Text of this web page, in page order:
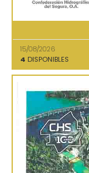
15/08/2026
4 DISPONIBLES